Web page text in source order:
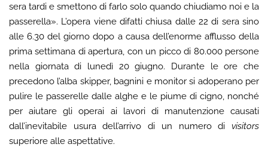
sera tardi e smettono di farlo solo quando chiudiamo noi e la
passerella». L’opera viene difatti chiusa dalle 22 di sera sino
alle 6.30 del giorno dopo a causa dell’enorme afflusso della
prima settimana di apertura, con un picco di 80.000 persone
nella giornata di lunedì 20 giugno. Durante le ore che
precedono l’alba skipper, bagnini e monitor si adoperano per
pulire le passerelle dalle alghe e le piume di cigno, nonché
per aiutare gli operai ai lavori di manutenzione causati
dall’inevitabile usura dell’arrivo di un numero di visitors
superiore alle aspettative.